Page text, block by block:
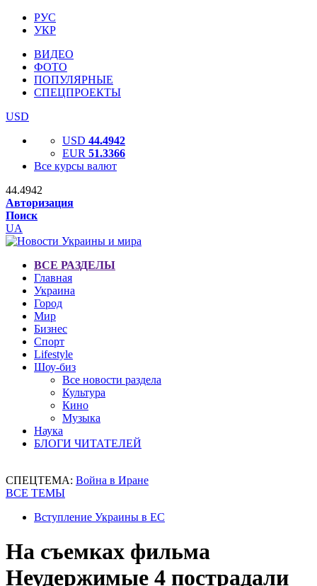
РУС
УКР
ВИДЕО
ФОТО
ПОПУЛЯРНЫЕ
СПЕЦПРОЕКТЫ
USD
USD 44.4942
EUR 51.3366
Все курсы валют
44.4942
Авторизация
Поиск
UA
ВСЕ РАЗДЕЛЫ
Главная
Украина
Город
Мир
Бизнес
Спорт
Lifestyle
Шоу-биз
Все новости раздела
Культура
Кино
Музыка
Наука
БЛОГИ ЧИТАТЕЛЕЙ
СПЕЦТЕМА: Война в Иране
ВСЕ ТЕМЫ
Вступление Украины в ЕС
На съемках фильма
Неудержимые 4 пострадали